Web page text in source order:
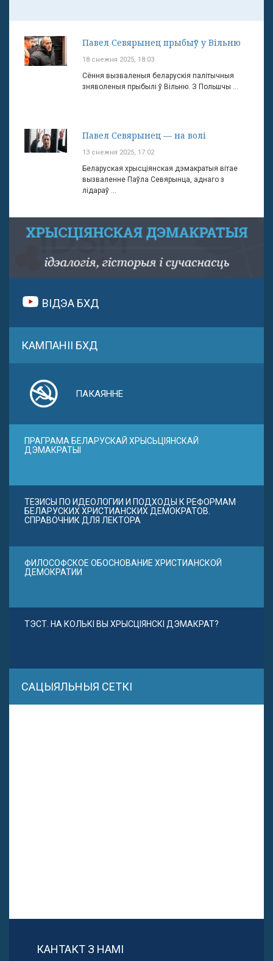
Павел Севярынец прыбыў у Вільню
18 снежня 2025, 18:03
Сёння вызваленыя беларускія палітычныя
зняволеныя прыбылі ў Вільню. З Польшчы ...
Павел Севярынец — на волі
13 снежня 2025, 17:02
Беларуская хрысціянская дэмакратыя вітае
вызваленне Паўла Севярынца, аднаго з
лідараў ...
ВІДЭА БХД
КАМПАНІІ БХД
ПАКАЯННЕ
ПРАГРАМА БЕЛАРУСКАЙ ХРЫСЬЦІЯНСКАЙ
ДЭМАКРАТЫІ
ТЕЗИСЫ ПО ИДЕОЛОГИИ И ПОДХОДЫ К РЕФОРМАМ
БЕЛАРУСКИХ ХРИСТИАНСКИХ ДЕМОКРАТОВ.
СПРАВОЧНИК ДЛЯ ЛЕКТОРА
ФИЛОСОФСКОЕ ОБОСНОВАНИЕ ХРИСТИАНСКОЙ
ДЕМОКРАТИИ
ТЭСТ. НА КОЛЬКІ ВЫ ХРЫСЦІЯНСКІ ДЭМАКРАТ?
САЦЫЯЛЬНЫЯ СЕТКІ
КАНТАКТ З НАМІ